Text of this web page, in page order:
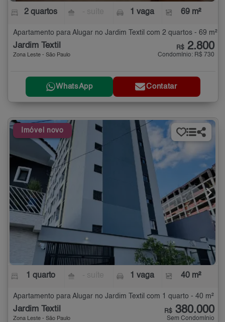
2 quartos 1 vaga 69 m²
Apartamento para Alugar no Jardim Textil com 2 quartos - 69 m²
Jardim Textil
Zona Leste - São Paulo
R$ 2.800
Condomínio: R$ 730
WhatsApp Contatar
Imóvel novo
1 quarto 1 vaga 40 m²
Apartamento para Alugar no Jardim Textil com 1 quarto - 40 m²
Jardim Textil
Zona Leste - São Paulo
R$ 380.000
Sem Condomínio